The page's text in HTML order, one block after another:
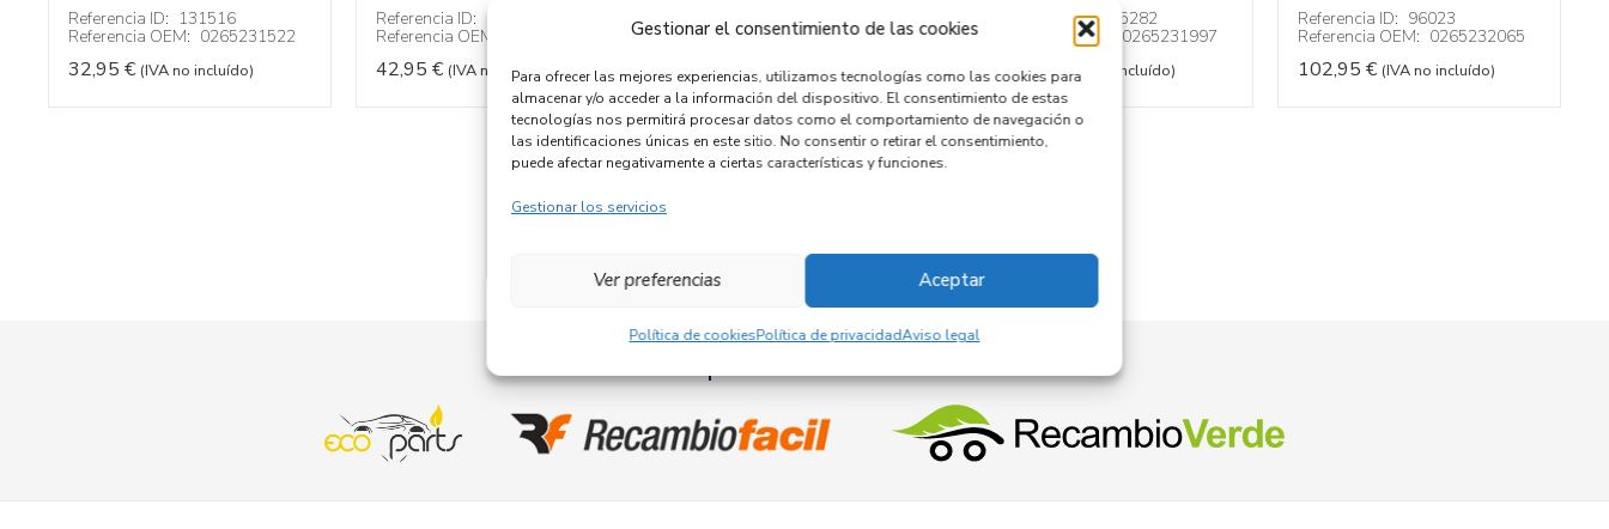
Gestionar el consentimiento de las cookies
Para ofrecer las mejores experiencias, utilizamos tecnologías como las cookies para
almacenar y/o acceder a la información del dispositivo. El consentimiento de estas
tecnologías nos permitirá procesar datos como el comportamiento de navegación o
las identificaciones únicas en este sitio. No consentir o retirar el consentimiento,
puede afectar negativamente a ciertas características y funciones.
Gestionar los servicios
Aceptar
Ver preferencias
Política de cookiesPolítica de privacidadAviso legal
Referencia ID: 131516
Referencia OEM: 0265231522
32,95 € (IVA no incluído)
Referencia ID:
Referencia OEM:
42,95 € (IVA no incluído)
Referencia ID: 134844
Referencia OEM: 0265231974
72,95€ (IVA no incluído)
Referencia ID: 135282
Referencia OEM: 0265231997
52,95€ (IVA no incluído)
Referencia ID: 96023
Referencia OEM: 0265232065
102,95€ (IVA no incluído)